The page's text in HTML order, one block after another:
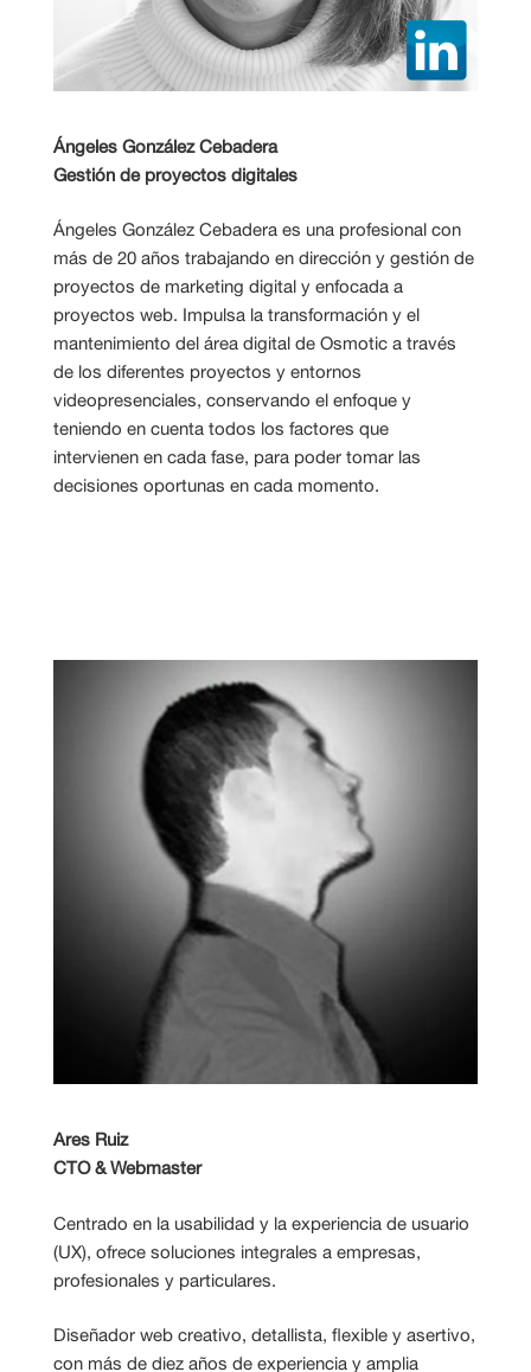
Ángeles González Cebadera
Gestión de proyectos digitales
Ángeles González Cebadera es una profesional con
más de 20 años trabajando en dirección y gestión de
proyectos de marketing digital y enfocada a
proyectos web. Impulsa la transformación y el
mantenimiento del área digital de Osmotic a través
de los diferentes proyectos y entornos
videopresenciales, conservando el enfoque y
teniendo en cuenta todos los factores que
intervienen en cada fase, para poder tomar las
decisiones oportunas en cada momento.
Ares Ruiz
CTO & Webmaster
Centrado en la usabilidad y la experiencia de usuario
(UX), ofrece soluciones integrales a empresas,
profesionales y particulares.
Diseñador web creativo, detallista, flexible y asertivo,
con más de diez años de experiencia y amplia